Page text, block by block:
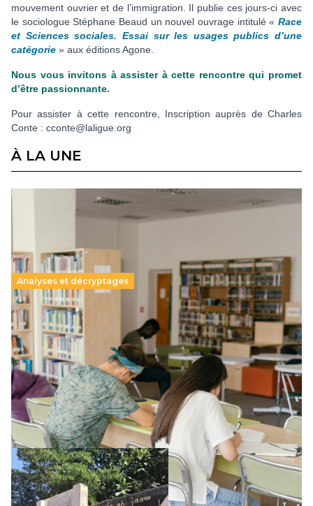
mouvement ouvrier et de l’immigration. Il publie ces jours-ci avec
le sociologue Stéphane Beaud un nouvel ouvrage intitulé « Race
et Sciences sociales. Essai sur les usages publics d’une
catégorie » aux éditions Agone.
Nous vous invitons à assister à cette rencontre qui promet
d’être passionnante.
Pour assister à cette rencontre, Inscription auprès de Charles
Conte : cconte@laligue.org
À LA UNE
Analyses et décryptages
Supérieur privé : une dérive qui met à mal la
promesse républicaine
11 juillet 2026-
Le projet de loi sur la régulation de l’enseignement
supérieur privé met en lumière l’amplification d’un système
qui relègue l’acte pédagogique au superfétatoire, voire à…
Lire la suite →